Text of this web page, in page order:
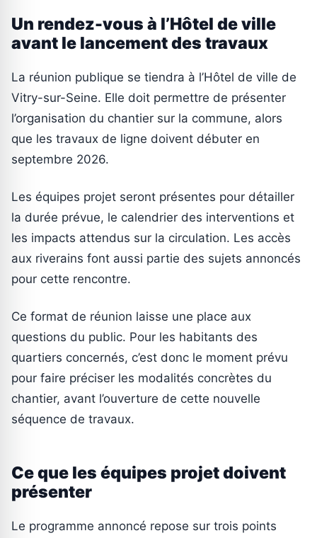
Un rendez-vous à l’Hôtel de ville
avant le lancement des travaux
La réunion publique se tiendra à l’Hôtel de ville de
Vitry-sur-Seine. Elle doit permettre de présenter
l’organisation du chantier sur la commune, alors
que les travaux de ligne doivent débuter en
septembre 2026.
Les équipes projet seront présentes pour détailler
la durée prévue, le calendrier des interventions et
les impacts attendus sur la circulation. Les accès
aux riverains font aussi partie des sujets annoncés
pour cette rencontre.
Ce format de réunion laisse une place aux
questions du public. Pour les habitants des
quartiers concernés, c’est donc le moment prévu
pour faire préciser les modalités concrètes du
chantier, avant l’ouverture de cette nouvelle
séquence de travaux.
Ce que les équipes projet doivent
présenter
Le programme annoncé repose sur trois points